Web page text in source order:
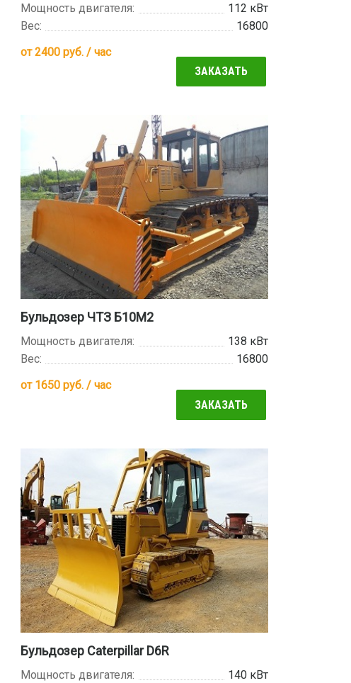
Мощность двигателя:
112 кВт
Вес:
16800
от2400руб. / час
ЗАКАЗАТЬ
Бульдозер ЧТЗ Б10М2
Мощность двигателя:
138 кВт
Вес:
16800
от 1650руб. / час
ЗАКАЗАТЬ
Бульдозер Caterpillar D6R
Мощность двигателя:
140 кВт